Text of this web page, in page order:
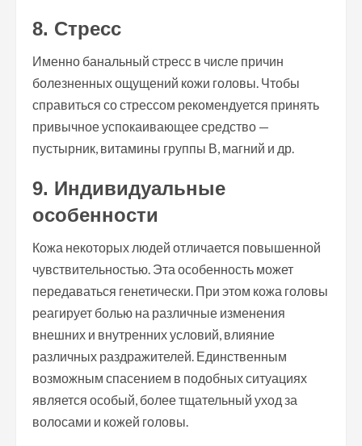
8. Стресс
Именно банальный стресс в числе причин
болезненных ощущений кожи головы. Чтобы
справиться со стрессом рекомендуется принять
привычное успокаивающее средство —
пустырник, витамины группы В, магний и др.
9. Индивидуальные
особенности
Кожа некоторых людей отличается повышенной
чувствительностью. Эта особенность может
передаваться генетически. При этом кожа головы
реагирует болью на различные изменения
внешних и внутренних условий, влияние
различных раздражителей. Единственным
возможным спасением в подобных ситуациях
является особый, более тщательный уход за
волосами и кожей головы.